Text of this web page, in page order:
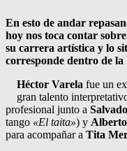
En esto de andar
hoy nos toca contar
su carrera artística y lo
corresponde dentro de
Héctor Varela fue un
gran talento
profesional junto a
tango «El taita») y
para acompañar a Tita